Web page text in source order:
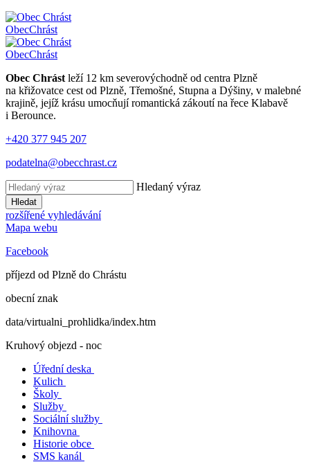
ObecChrást
ObecChrást
Obec Chrást leží 12 km severovýchodně od centra Plzně
na křižovatce cest od Plzně, Třemošné, Stupna a Dýšiny, v malebné
krajině, jejíž krásu umocňují romantická zákoutí na řece Klabavě
i Berounce.
+420 377 945 207
podatelna@obecchrast.cz
Hledaný výraz
Hledat
rozšířené vyhledávání
Mapa webu
Facebook
příjezd od Plzně do Chrástu
obecní znak
data/virtualni_prohlidka/index.htm
Kruhový objezd - noc
Úřední deska
Kulich
Školy
Služby
Sociální služby
Knihovna
Historie obce
SMS kanál